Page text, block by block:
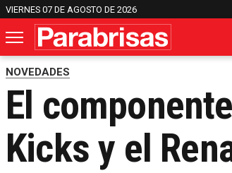
VIERNES 07 DE AGOSTO DE 2026
NOVEDADES
El
Kicks y el